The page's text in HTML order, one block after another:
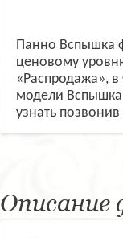
Панно Вспышка
ценовому
«Распродажа»,
модели Вспышка
узнать
Описание